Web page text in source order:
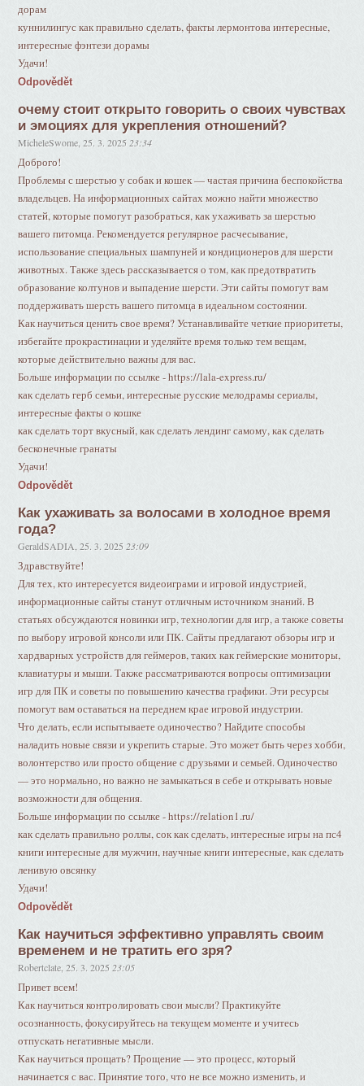
дорам
куннилингус как правильно сделать, факты лермонтова интересные,
интересные фэнтези дорамы
Удачи!
Odpovědět
очему стоит открыто говорить о своих чувствах
и эмоциях для укрепления отношений?
MicheleSwome ,25. 3. 2025 23:34
Доброго!
Проблемы с шерстью у собак и кошек — частая причина беспокойства
владельцев. На информационных сайтах можно найти множество
статей, которые помогут разобраться, как ухаживать за шерстью
вашего питомца. Рекомендуется регулярное расчесывание,
использование специальных шампуней и кондиционеров для шерсти
животных. Также здесь рассказывается о том, как предотвратить
образование колтунов и выпадение шерсти. Эти сайты помогут вам
поддерживать шерсть вашего питомца в идеальном состоянии.
Как научиться ценить свое время? Устанавливайте четкие приоритеты,
избегайте прокрастинации и уделяйте время только тем вещам,
которые действительно важны для вас.
Больше информации по ссылке - https://lala-express.ru/
как сделать герб семьи, интересные русские мелодрамы сериалы,
интересные факты о кошке
как сделать торт вкусный, как сделать лендинг самому, как сделать
бесконечные гранаты
Удачи!
Odpovědět
Как ухаживать за волосами в холодное время
года?
GeraldSADIA ,25. 3. 2025 23:09
Здравствуйте!
Для тех, кто интересуется видеоиграми и игровой индустрией,
информационные сайты станут отличным источником знаний. В
статьях обсуждаются новинки игр, технологии для игр, а также советы
по выбору игровой консоли или ПК. Сайты предлагают обзоры игр и
хардварных устройств для геймеров, таких как геймерские мониторы,
клавиатуры и мыши. Также рассматриваются вопросы оптимизации
игр для ПК и советы по повышению качества графики. Эти ресурсы
помогут вам оставаться на переднем крае игровой индустрии.
Что делать, если испытываете одиночество? Найдите способы
наладить новые связи и укрепить старые. Это может быть через хобби,
волонтерство или просто общение с друзьями и семьей. Одиночество
— это нормально, но важно не замыкаться в себе и открывать новые
возможности для общения.
Больше информации по ссылке - https://relation1.ru/
как сделать правильно роллы, сок как сделать, интересные игры на пс4
книги интересные для мужчин, научные книги интересные, как сделать
ленивую овсянку
Удачи!
Odpovědět
Как научиться эффективно управлять своим
временем и не тратить его зря?
Robertclate ,25. 3. 2025 23:05
Привет всем!
Как научиться контролировать свои мысли? Практикуйте
осознанность, фокусируйтесь на текущем моменте и учитесь
отпускать негативные мысли.
Как научиться прощать? Прощение — это процесс, который
начинается с вас. Принятие того, что не все можно изменить, и